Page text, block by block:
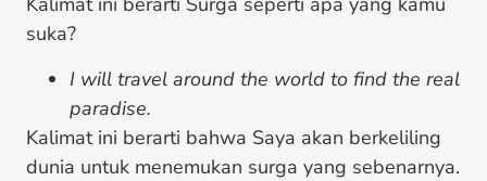
suka?
I will travel around the world to find the real
paradise.
Kalimat ini berarti bahwa Saya akan berkeliling
dunia untuk menemukan surga yang sebenarnya.